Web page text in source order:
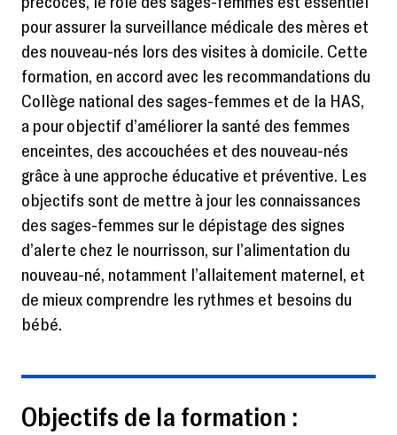
pour assurer la surveillance médicale des mères et
des nouveau-nés lors des visites à domicile. Cette
formation, en accord avec les recommandations du
Collège national des sages-femmes et de la HAS,
a pour objectif d’améliorer la santé des femmes
enceintes, des accouchées et des nouveau-nés
grâce à une approche éducative et préventive. Les
objectifs sont de mettre à jour les connaissances
des sages-femmes sur le dépistage des signes
d’alerte chez le nourrisson, sur l’alimentation du
nouveau-né, notamment l’allaitement maternel, et
de mieux comprendre les rythmes et besoins du
bébé.
Objectifs de la formation :